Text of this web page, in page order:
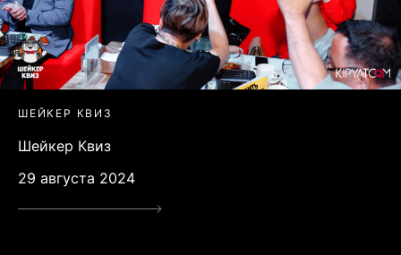
ШЕЙКЕР КВИЗ
Шейкер Квиз
29 августа 2024